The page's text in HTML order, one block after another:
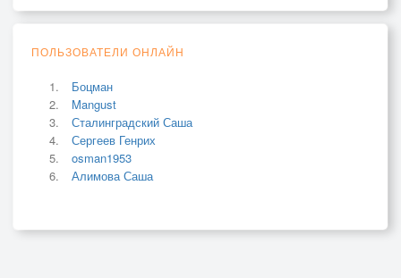
ПОЛЬЗОВАТЕЛИ ОНЛАЙН
Боцман
Mangust
Сталинградский Саша
Сергеев Генрих
osman1953
Алимова Саша